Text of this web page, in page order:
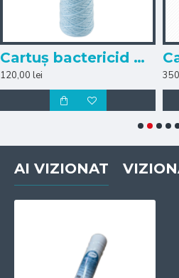
Cartuș bactericid mecanic din fir de polipropilenă FA 10 Sanic SX 25mcr Atlas Filtri
120,00 lei
AI VIZIONAT